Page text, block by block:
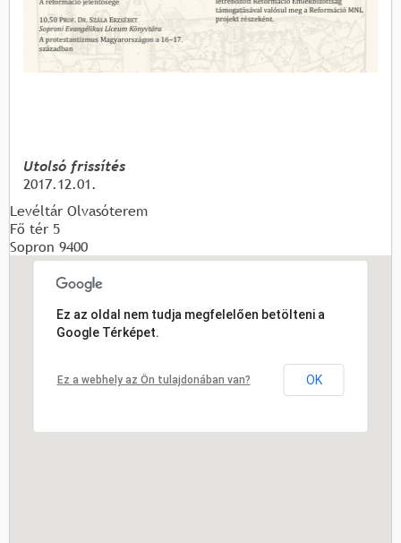
Utolsó frissítés
2017.12.01.
Levéltár Olvasóterem
Fő tér 5
Sopron 9400
Ez az oldal nem tudja megfelelően betölteni a
Google Térképet.
Ez a webhely az Ön tulajdonában van? OK